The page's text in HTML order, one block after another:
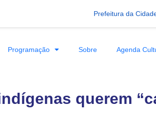
Prefeitura da
Programação Sobre Agenda
querem